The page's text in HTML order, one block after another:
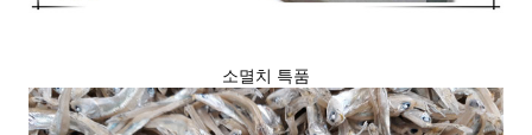
소멸치 특품